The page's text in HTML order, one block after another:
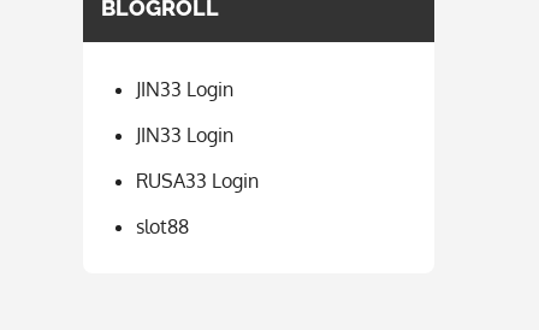
BLOGROLL
JIN33 Login
JIN33 Login
RUSA33 Login
slot88